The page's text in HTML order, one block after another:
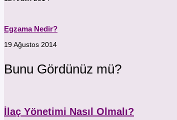
Egzama Nedir?
19 Ağustos 2014
Bunu Gördünüz mü?
İlaç Yönetimi Nasıl Olmalı?